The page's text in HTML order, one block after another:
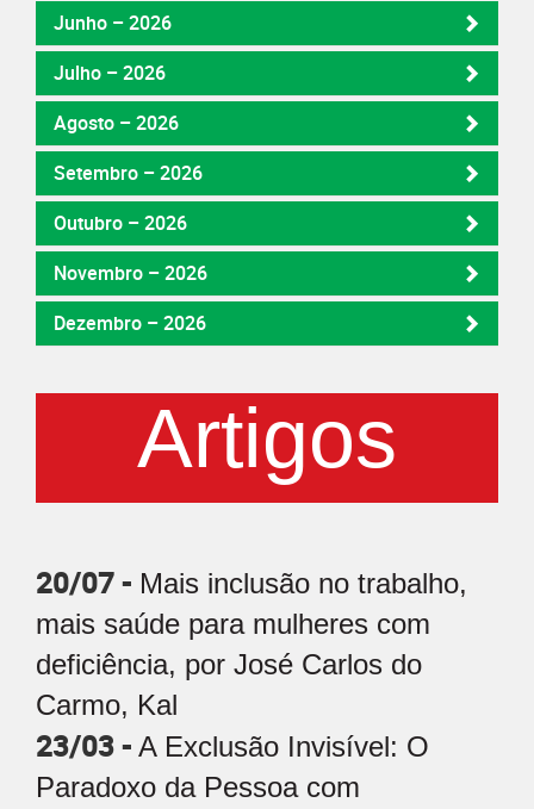
Junho – 2026
Julho – 2026
Agosto – 2026
Setembro – 2026
Outubro – 2026
Novembro – 2026
Dezembro – 2026
Artigos
20/07 - Mais inclusão no trabalho,
mais saúde para mulheres com
deficiência, por José Carlos do
Carmo, Kal
23/03 - A Exclusão Invisível: O
Paradoxo da Pessoa com